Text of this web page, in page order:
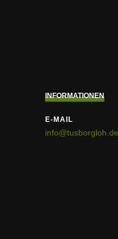
INFORMATIONEN
E-MAIL
info@tusborgloh.de